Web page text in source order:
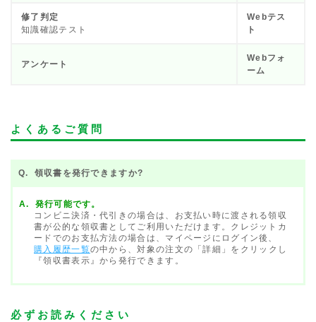
修了判定
知識確認テスト
Webテス
ト
アンケート
Webフォ
ーム
よくあるご質問
領収書を発行できますか?
発行可能です。
コンビニ決済・代引きの場合は、お支払い時に渡される領収
書が公的な領収書としてご利用いただけます。クレジットカ
ードでのお支払方法の場合は、マイページにログイン後、
購入履歴一覧の中から、対象の注文の「詳細」をクリックし
『領収書表示』から発行できます。
必ずお読みください